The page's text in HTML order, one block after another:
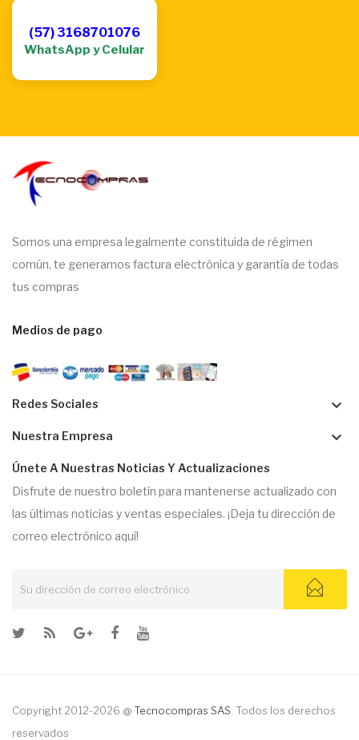
(57) 3168701076
WhatsApp y Celular
Somos una empresa legalmente constituida de régimen
común, te generamos factura electrónica y garantía de todas
tus compras
Medios de pago
Redes Sociales keyboard_arrow_down
Nuestra Empresa keyboard_arrow_down
Únete A Nuestras Noticias Y Actualizaciones
Disfrute de nuestro boletín para mantenerse actualizado con
las últimas noticias y ventas especiales. ¡Deja tu dirección de
correo electrónico aquí!
Copyright 2012-2026 @ Tecnocompras SAS . Todos los derechos
reservados